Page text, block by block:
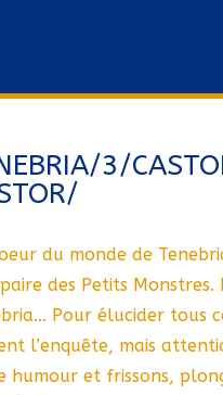
3/
du monde de
des Petits Monstres.
Pour élucider tous
l’enquête, mais
humour et frissons,